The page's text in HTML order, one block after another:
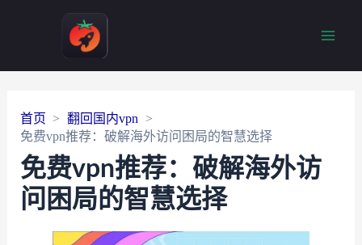
首页
翻回国内vpn
免费vpn推荐：破解海外访问困局的智慧选择
免费vpn推荐：破解海外访
问困局的智慧选择